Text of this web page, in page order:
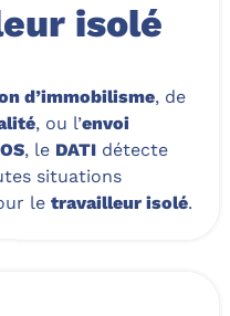
isolé
d’immobilisme, de
, ou l’envoi
, le DATI détecte
situations
le travailleur isolé.